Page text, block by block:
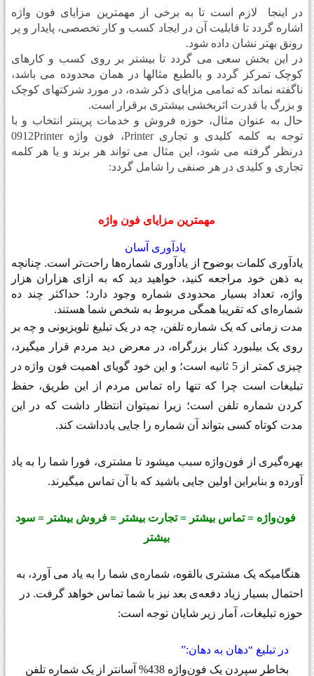
در اینجا لازم است تا به برخی از مهمترین مزایای فون واژه
اشاره گردد تا قابلیت آن در ایجاد کسب و کار تخصصی، پایدار و پر
رونق بهتر نشان داده شود.
در این بخش سعی می گردد تا بیشتر بر روی کسب و کارهای
کوچک تمرکز گردد و بالطبع مثالها در همان محدوده می باشد،
ناگفته نماند که تمامی مزایای ذکر شده، در مورد شرکتهای کوچک
و بزرگ با قدرت اثربخشی بیشتری برقرار است.
حال به عنوان مثال، حوزه فروش و خدمات پرینتر انتخاب و با
توجه به کلمه کلیدی و تجاری Printer، فون واژه 0912Printer
درنظر گرفته می شود، این مثال می تواند هر برند و یا هر کلمه
تجاری و کلیدی در هر صنفی را شامل گردد:
مهمترین مزایای فون واژه
یادآوری آسان
یادآوری کلمات بوضوح از یادآوری شماره‌ها راحت‌تر است. چنانچه
به ذهن خود مراجعه کنید، خواهید دید که به ازای هزاران هزار
واژه، تعداد بسیار محدودی شماره وجود دارد؛ حداکثر چند ده
شماره‌ای که تقریبا همگی مربوط به شخص شما هستند.
مدت زمانی که یک شماره تلفن، چه در یک تبلیغ تلویزیونی و چه بر
روی یک بیلبورد کنار بزرگراه، در معرض دید مردم قرار میگیرد،
چیزی کمتر از 5 ثانیه است؛ و این خود گویای اهمیت فون واژه در
تبلیغات است چرا که تنها راه تماس مردم از این طریق، حفظ
کردن شماره تلفن است؛ زیرا نمیتوان انتظار داشت که در این
مدت کوتاه کسی بتواند آن شماره را جایی یادداشت کند.
بهره‌گیری از فون‌واژه سبب میشود تا مشتری، فورا شما را به یاد
آورده و بنابراین اولین جایی باشید که با آن تماس میگیرند.
فون‌واژه = تماس بیشتر = تجارت بیشتر = فروش بیشتر = سود
بیشتر
هنگامیکه یک مشتری بالقوه، شماره‌ی شما را به یاد می آورد، به
احتمال بسیار زیاد دفعه‌ی بعد نیز با شما تماس خواهد گرفت. در
حوزه تبلیغات، آمار زیر شایان توجه است:
در تبلیغ “دهان به دهان”:
بخاطر سپردن یک فون‌واژه 438%
آسانتر از یک شماره تلفن